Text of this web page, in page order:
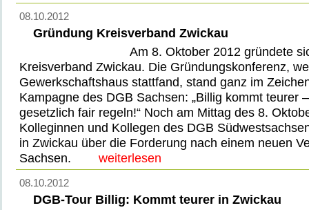
08.10.2012
Gründung Kreisverband Zwickau
Am 8. Oktober 2012 gründete
Kreisverband Zwickau. Die Gründungskonferenz,
Gewerkschaftshaus stattfand, stand ganz im
Kampagne des DGB Sachsen: „Billig kommt teurer
gesetzlich fair regeln!“ Noch am Mittag des 8.
Kolleginnen und Kollegen des DGB
in Zwickau über die Forderung nach einem neuen
Sachsen.
weiterlesen
08.10.2012
DGB-Tour Billig: Kommt teurer in Zwickau